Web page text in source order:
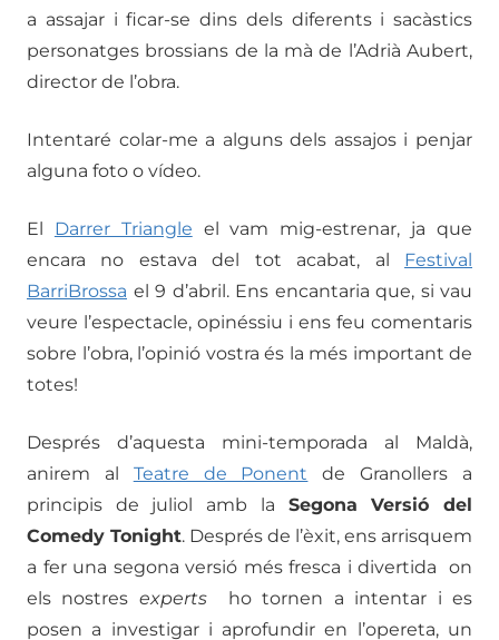
a assajar i ficar-se dins dels diferents i sacàstics
personatges brossians de la mà de l’Adrià Aubert,
director de l’obra.
Intentaré colar-me a alguns dels assajos i penjar
alguna foto o vídeo.
El Darrer Triangle el vam mig-estrenar, ja que
encara no estava del tot acabat, al Festival
BarriBrossa el 9 d’abril. Ens encantaria que, si vau
veure l’espectacle, opinéssiu i ens feu comentaris
sobre l’obra, l’opinió vostra és la més important de
totes!
Després d’aquesta mini-temporada al Maldà,
anirem al Teatre de Ponent de Granollers a
principis de juliol amb la Segona Versió del
Comedy Tonight. Després de l’èxit, ens arrisquem
a fer una segona versió més fresca i divertida on
els nostres experts ho tornen a intentar i es
posen a investigar i aprofundir en l’opereta, un